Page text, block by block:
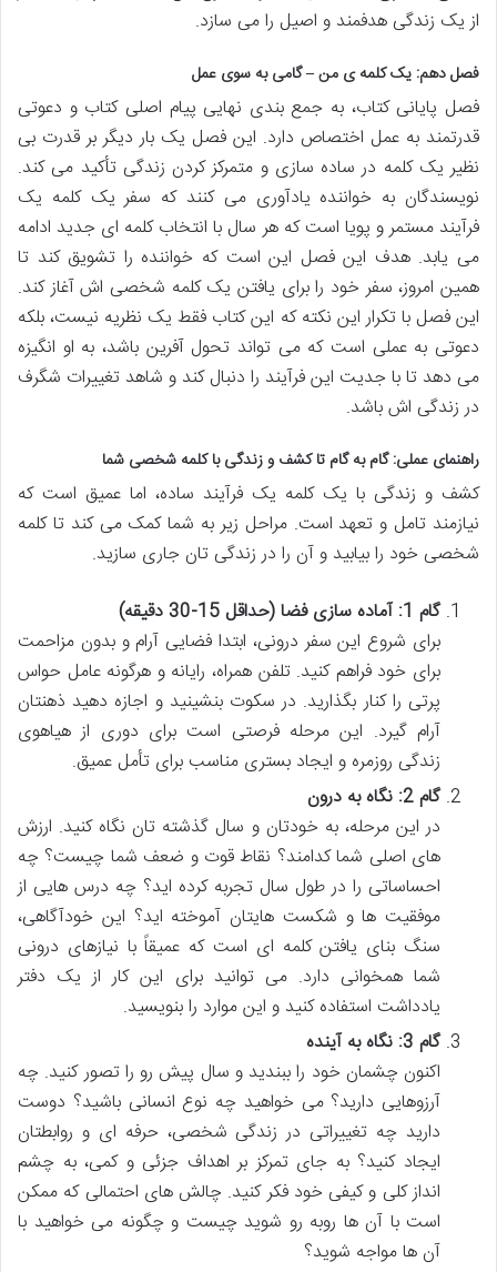
از یک زندگی هدفمند و اصیل را می سازد.
فصل دهم: یک کلمه ی من – گامی به سوی عمل
فصل پایانی کتاب، به جمع بندی نهایی پیام اصلی کتاب و دعوتی
قدرتمند به عمل اختصاص دارد. این فصل یک بار دیگر بر قدرت بی
نظیر یک کلمه در ساده سازی و متمرکز کردن زندگی تأکید می کند.
نویسندگان به خواننده یادآوری می کنند که سفر یک کلمه یک
فرآیند مستمر و پویا است که هر سال با انتخاب کلمه ای جدید ادامه
می یابد. هدف این فصل این است که خواننده را تشویق کند تا
همین امروز، سفر خود را برای یافتن یک کلمه شخصی اش آغاز کند.
این فصل با تکرار این نکته که این کتاب فقط یک نظریه نیست، بلکه
دعوتی به عملی است که می تواند تحول آفرین باشد، به او انگیزه
می دهد تا با جدیت این فرآیند را دنبال کند و شاهد تغییرات شگرف
در زندگی اش باشد.
راهنمای عملی: گام به گام تا کشف و زندگی با کلمه شخصی شما
کشف و زندگی با یک کلمه یک فرآیند ساده، اما عمیق است که
نیازمند تامل و تعهد است. مراحل زیر به شما کمک می کند تا کلمه
شخصی خود را بیابید و آن را در زندگی تان جاری سازید.
گام 1: آماده سازی فضا (حداقل 15-30 دقیقه)
برای شروع این سفر درونی، ابتدا فضایی آرام و بدون مزاحمت
برای خود فراهم کنید. تلفن همراه، رایانه و هرگونه عامل حواس
پرتی را کنار بگذارید. در سکوت بنشینید و اجازه دهید ذهنتان
آرام گیرد. این مرحله فرصتی است برای دوری از هیاهوی
زندگی روزمره و ایجاد بستری مناسب برای تأمل عمیق.
گام 2: نگاه به درون
در این مرحله، به خودتان و سال گذشته تان نگاه کنید. ارزش
های اصلی شما کدامند؟ نقاط قوت و ضعف شما چیست؟ چه
احساساتی را در طول سال تجربه کرده اید؟ چه درس هایی از
موفقیت ها و شکست هایتان آموخته اید؟ این خودآگاهی،
سنگ بنای یافتن کلمه ای است که عمیقاً با نیازهای درونی
شما همخوانی دارد. می توانید برای این کار از یک دفتر
یادداشت استفاده کنید و این موارد را بنویسید.
گام 3: نگاه به آینده
اکنون چشمان خود را ببندید و سال پیش رو را تصور کنید. چه
آرزوهایی دارید؟ می خواهید چه نوع انسانی باشید؟ دوست
دارید چه تغییراتی در زندگی شخصی، حرفه ای و روابطتان
ایجاد کنید؟ به جای تمرکز بر اهداف جزئی و کمی، به چشم
انداز کلی و کیفی خود فکر کنید. چالش های احتمالی که ممکن
است با آن ها روبه رو شوید چیست و چگونه می خواهید با
آن ها مواجه شوید؟